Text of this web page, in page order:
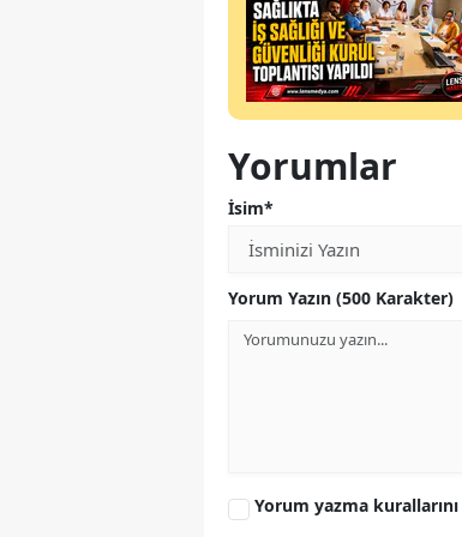
Yorumlar
İsim*
Yorum Yazın (500 Karakter)
Yorum yazma kurallarını